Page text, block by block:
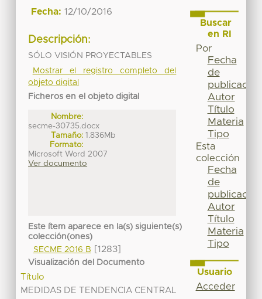
Fecha: 12/10/2016
Descripción:
SÓLO VISIÓN PROYECTABLES
Mostrar el registro completo del
objeto digital
Ficheros en el objeto digital
Nombre:
secme-30735.docx
Tamaño: 1.836Mb
Formato:
Microsoft Word 2007
Ver documento
Este ítem aparece en la(s) siguiente(s)
colección(ones)
SECME 2016 B
[1283]
Visualización del Documento
Título
MEDIDAS DE TENDENCIA CENTRAL
Buscar
en RI
Por
Fecha
de
publicación
Autor
Título
Materia
Tipo
Esta
colección
Fecha
de
publicación
Autor
Título
Materia
Tipo
Usuario
Acceder